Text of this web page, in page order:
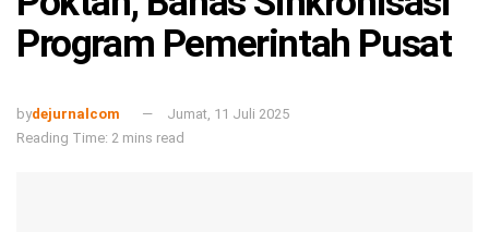
Program Pemerintah Pusat
bydejurnalcom
Jumat, 11 Juli 2025
Reading Time: 2 mins read